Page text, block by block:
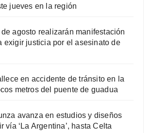
jueves en la región
de agosto realizarán manifestación
exigir justicia por el asesinato de
en accidente de tránsito en la
metros del puente de guadua
avanza en estudios y diseños
vía ‘La Argentina’, hasta Celta